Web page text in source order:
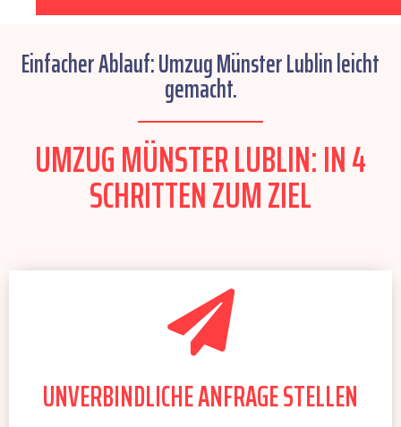
Einfacher Ablauf: Umzug Münster Lublin leicht
gemacht.
UMZUG MÜNSTER LUBLIN: IN 4
SCHRITTEN ZUM ZIEL
UNVERBINDLICHE ANFRAGE STELLEN